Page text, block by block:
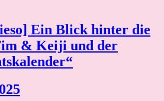
Ein Blick hinter die
& Keiji und der